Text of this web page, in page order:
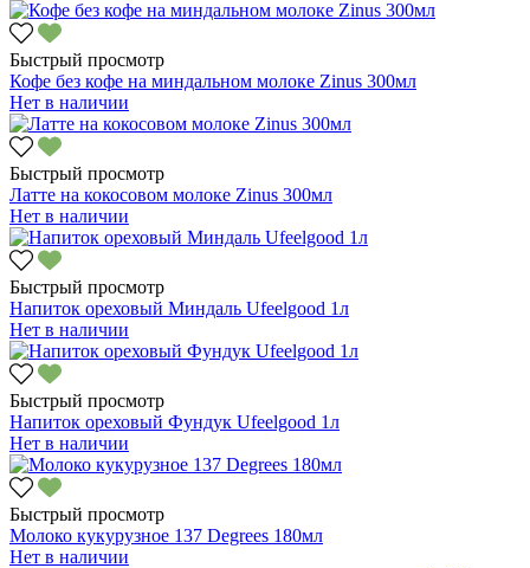
Быстрый просмотр
Кофе без кофе на миндальном молоке Zinus 300мл
Нет в наличии
Быстрый просмотр
Латте на кокосовом молоке Zinus 300мл
Нет в наличии
Быстрый просмотр
Напиток ореховый Миндаль Ufeelgood 1л
Нет в наличии
Быстрый просмотр
Напиток ореховый Фундук Ufeelgood 1л
Нет в наличии
Быстрый просмотр
Молоко кукурузное 137 Degrees 180мл
Нет в наличии